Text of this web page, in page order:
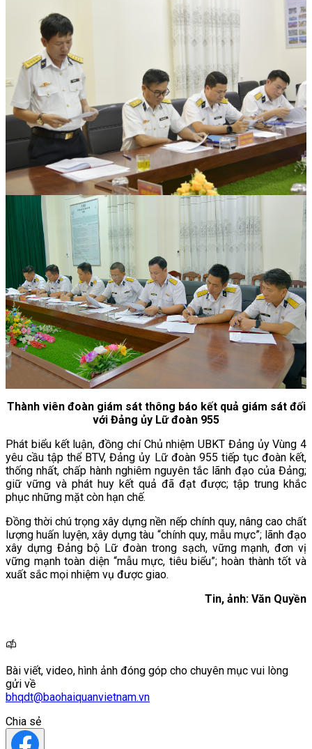
Thành viên đoàn giám sát thông báo kết quả giám sát đối
với Đảng ủy Lữ đoàn 955
Phát biểu kết luận, đồng chí Chủ nhiệm UBKT Đảng ủy Vùng 4
yêu cầu tập thể BTV, Đảng ủy Lữ đoàn 955 tiếp tục đoàn kết,
thống nhất, chấp hành nghiêm nguyên tắc lãnh đạo của Đảng;
giữ vững và phát huy kết quả đã đạt được; tập trung khắc
phục những mặt còn hạn chế.
Đồng thời chú trọng xây dựng nền nếp chính quy, nâng cao chất
lượng huấn luyện, xây dựng tàu “chính quy, mẫu mực”; lãnh đạo
xây dựng Đảng bộ Lữ đoàn trong sạch, vững mạnh, đơn vị
vững mạnh toàn diện “mẫu mực, tiêu biểu”; hoàn thành tốt và
xuất sắc mọi nhiệm vụ được giao.
Tin, ảnh: Văn Quyền
Bài viết, video, hình ảnh đóng góp cho chuyên mục vui lòng
gửi về
bhqdt@baohaiquanvietnam.vn
Chia sẻ